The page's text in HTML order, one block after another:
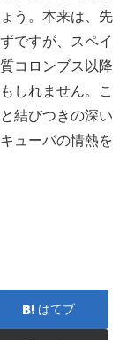
う。本来は、先
ですが、スペイ
コロンブス以降
しれません。こ
結びつきの深い
ューバの情熱を
はてブ